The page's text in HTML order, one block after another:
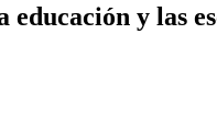
educación y las